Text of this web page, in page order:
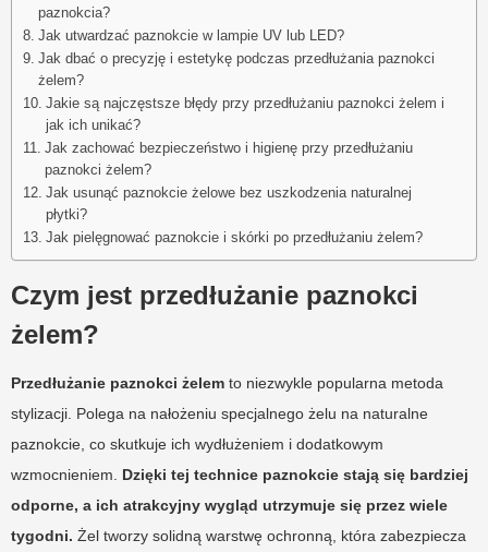
paznokcia?
Jak utwardzać paznokcie w lampie UV lub LED?
Jak dbać o precyzję i estetykę podczas przedłużania paznokci
żelem?
Jakie są najczęstsze błędy przy przedłużaniu paznokci żelem i
jak ich unikać?
Jak zachować bezpieczeństwo i higienę przy przedłużaniu
paznokci żelem?
Jak usunąć paznokcie żelowe bez uszkodzenia naturalnej
płytki?
Jak pielęgnować paznokcie i skórki po przedłużaniu żelem?
Czym jest przedłużanie paznokci
żelem?
Przedłużanie paznokci żelem to niezwykle popularna metoda
stylizacji. Polega na nałożeniu specjalnego żelu na naturalne
paznokcie, co skutkuje ich wydłużeniem i dodatkowym
wzmocnieniem. Dzięki tej technice paznokcie stają się bardziej
odporne, a ich atrakcyjny wygląd utrzymuje się przez wiele
tygodni. Żel tworzy solidną warstwę ochronną, która zabezpiecza